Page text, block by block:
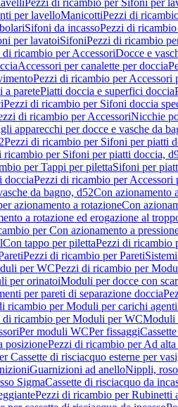
Pezzi di ricambio per Sifoni per
per lavelloManicottiPezzi di
Sifoni da incassoPezzi di
per lavatoiSifoniPezzi di ricambio
di ricambio per AccessoriDocce e
Accessori per canalette per doccia
Pezzi di ricambio per Accessori
a paretePiatti doccia e superfici doccia
Pezzi di ricambio per Sifoni doccia
di ricambio per AccessoriNicchie
apparecchi per docce e vasche da
Pezzi di ricambio per Sifoni per piatti
ricambio per Sifoni per piatti doccia,
per Tappi per pilettaSifoni per
docciaPezzi di ricambio per Accessori
da bagno, d52Con azionamento
azionamento a rotazioneCon
a rotazione ed erogazione al
per Con azionamento a
Con tappo per pilettaPezzi di ricambio
Pezzi di ricambio per Pareti
per WCPezzi di ricambio per
per orinatoiModuli per docce con
per pareti di separazione doccia
ricambio per Moduli per carichi
di ricambio per Moduli per WCModuli
Per moduli WCPer fissaggi
posizionePezzi di ricambio per Ad
Cassette di risciacquo esterne per
Guarnizioni ad anelloNippli,
SigmaCassette di risciacquo da
Pezzi di ricambio per Rubinetti